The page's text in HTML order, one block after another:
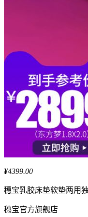
¥4399.00
穗宝乳胶床垫软垫两用
穗宝官方旗舰店